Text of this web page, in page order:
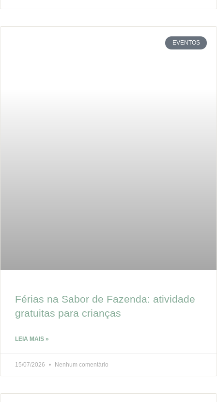
EVENTOS
Férias na Sabor de Fazenda: atividade
gratuitas para crianças
LEIA MAIS »
15/07/2026 Nenhum comentário